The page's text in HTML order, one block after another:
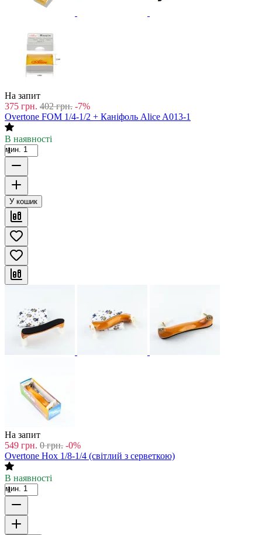
На запит
375 грн. 402 грн. -7%
Overtone FOM 1/4-1/2 + Каніфоль Alice A013-1
В наявності
мин. 1
У кошик
На запит
549 грн. 0 грн. -0%
Overtone Hox 1/8-1/4 (світлий з серветкою)
В наявності
мин. 1